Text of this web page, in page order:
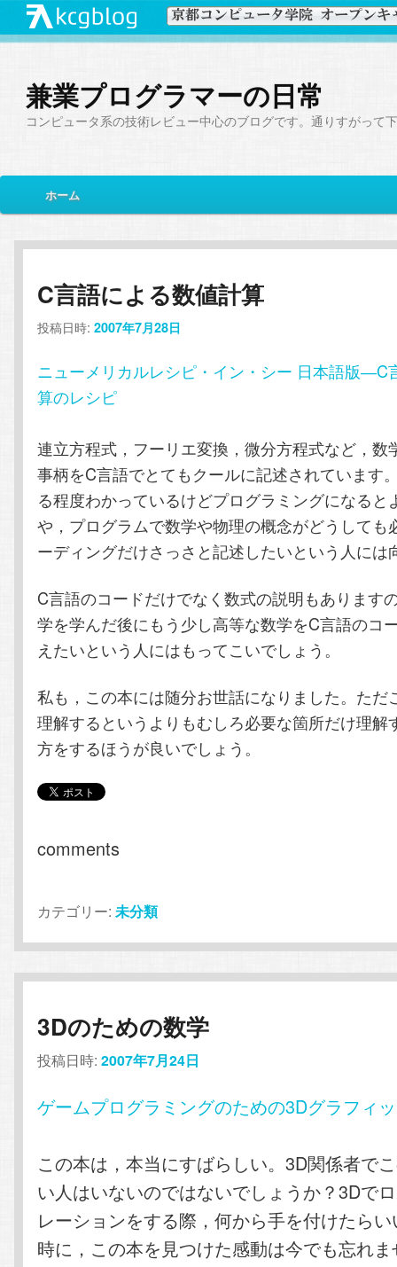
兼業プログラマーの日常
コンピュータ系の技術レビュー中心のブログです。通りすがって
イ
メ
イ
ン
コ
ン
ン
ツ
へ
移
動
サ
ブ
コ
ン
テ
ツ
へ
移
動
ホーム
C言語による数値計算
投稿日時:2007年7月28日
ニューメリカルレシピ・イン・シー 日本語版―C
算のレシピ
連立方程式，フーリエ変換，微分方程式など，数
事柄をC言語でとてもクールに記述されています
る程度わかっているけどプログラミングになると
や，プログラムで数学や物理の概念がどうしても
ーディングだけさっさと記述したいという人には
C言語のコードだけでなく数式の説明もあります
学を学んだ後にもう少し高等な数学をC言語のコ
えたいという人にはもってこいでしょう。
私も，この本には随分お世話になりました。ただ
理解するというよりもむしろ必要な箇所だけ理解
方をするほうが良いでしょう。
comments
カテゴリー: 未分類
3Dのための数学
投稿日時:2007年7月24日
ゲームプログラミングのための3Dグラフィ
この本は，本当にすばらしい。3D関係者で
い人はいないのではないでしょうか？3Dで
レーションをする際，何から手を付けたら
時に，この本を見つけた感動は今でも忘れ